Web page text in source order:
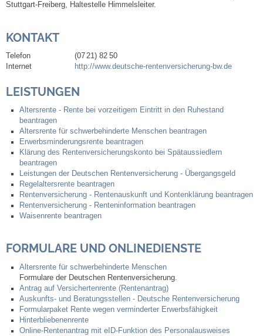
Aktuelles
Gemeindeverwaltung
Mitarbeiter
Stellenangebote
Bürgerservice
Gemeinderat
Stuttgart-Freiberg, Haltestelle Himmelsleiter.
KONTAKT
Telefon (0721) 82 50
Internet
http://www.deutsche-rentenversicherung-bw.de
LEISTUNGEN
Altersrente - Rente bei vorzeitigem Eintritt in den Ruhestand
beantragen
Altersrente für schwerbehinderte Menschen beantragen
Erwerbsminderungsrente beantragen
Klärung des Rentenversicherungskonto bei Spätaussiedlern
beantragen
Leistungen der Deutschen Rentenversicherung - Übergangsgeld
Regelaltersrente beantragen
Rentenversicherung - Rentenauskunft und Kontenklärung beantragen
Rentenversicherung - Renteninformation beantragen
Waisenrente beantragen
FORMULARE UND ONLINEDIENSTE
Altersrente für schwerbehinderte Menschen
Formulare der Deutschen Rentenversicherung.
Antrag auf Versichertenrente (Rentenantrag)
Auskunfts- und Beratungsstellen - Deutsche Rentenversicherung
Formularpaket Rente wegen verminderter Erwerbsfähigkeit
Hinterbliebenenrente
Online-Rentenantrag mit eID-Funktion des Personalausweises